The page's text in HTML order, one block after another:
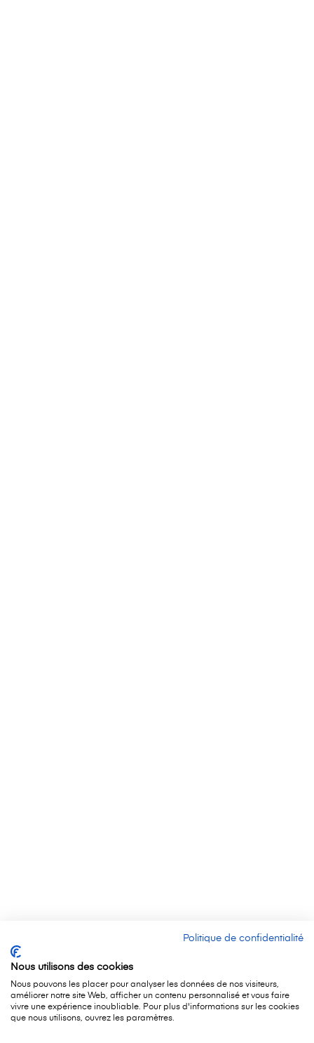
Politique de confidentialité
Nous utilisons des cookies
Nous pouvons les placer pour analyser les données de nos visiteurs,
améliorer notre site Web, afficher un contenu personnalisé et vous faire
vivre une expérience inoubliable. Pour plus d'informations sur les cookies
que nous utilisons, ouvrez les paramètres.